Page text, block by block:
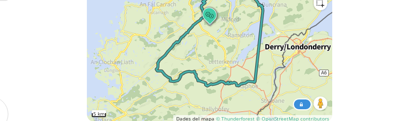
Dades del mapa © Thunderforest © OpenStreetMap contributors
5 km